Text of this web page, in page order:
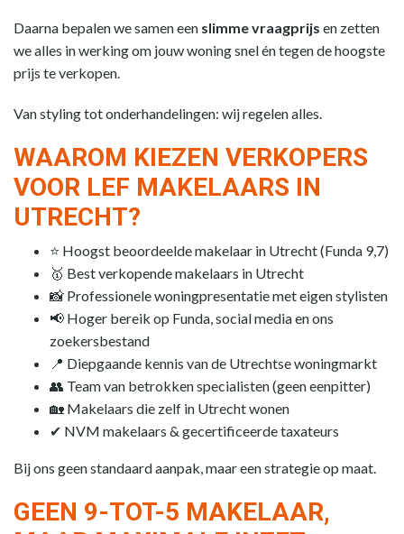
Daarna bepalen we samen een slimme vraagprijs en zetten
we alles in werking om jouw woning snel én tegen de hoogste
prijs te verkopen.
Van styling tot onderhandelingen: wij regelen alles.
WAAROM KIEZEN VERKOPERS
VOOR LEF MAKELAARS IN
UTRECHT?
⭐ Hoogst beoordeelde makelaar in Utrecht (Funda 9,7)
🥇 Best verkopende makelaars in Utrecht
📸 Professionele woningpresentatie met eigen stylisten
📢 Hoger bereik op Funda, social media en ons
zoekersbestand
📍 Diepgaande kennis van de Utrechtse woningmarkt
👥 Team van betrokken specialisten (geen eenpitter)
🏡 Makelaars die zelf in Utrecht wonen
✔ NVM makelaars & gecertificeerde taxateurs
Bij ons geen standaard aanpak, maar een strategie op maat.
GEEN 9-TOT-5 MAKELAAR,